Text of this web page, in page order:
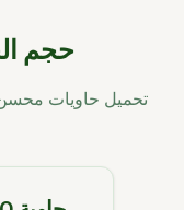
حجم
تحميل حاويات محسن